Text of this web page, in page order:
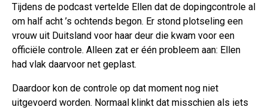
Tijdens de podcast vertelde Ellen dat de dopingcontrole al
om half acht ’s ochtends begon. Er stond plotseling een
vrouw uit Duitsland voor haar deur die kwam voor een
officiële controle. Alleen zat er één probleem aan: Ellen
had vlak daarvoor net geplast.
Daardoor kon de controle op dat moment nog niet
uitgevoerd worden. Normaal klinkt dat misschien als iets